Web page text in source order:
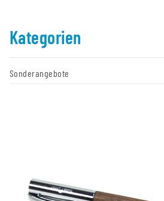
Kategorien
Sonderangebote